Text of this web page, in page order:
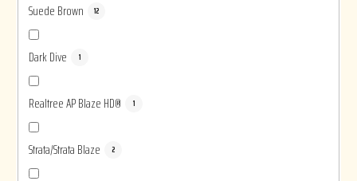
Suede Brown 12
Dark Dive 1
Realtree AP Blaze HD® 1
Strata/Strata Blaze 2